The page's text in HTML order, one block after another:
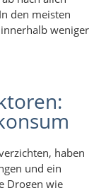
den meisten
weniger
haben
und ein
Drogen wie